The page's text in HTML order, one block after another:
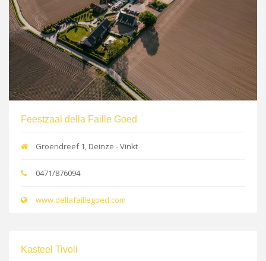
Feestzaal della Faille Goed
Groendreef 1, Deinze - Vinkt
0471/876094
www.dellafaillegoed.com
Kasteel Tivoli